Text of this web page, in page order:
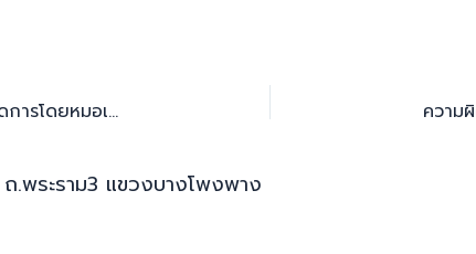
เคสยอดฮิตจัดฟันเด็ก: ฟันเก ฟันซ้อน ฟันยื่น – วิธีจัดการโดยหมอเฉพาะทาง
.พระราม3 แขวงบางโพงพาง